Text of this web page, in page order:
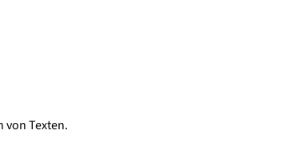
Texten.